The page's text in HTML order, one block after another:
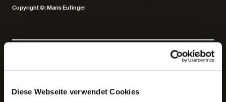
Diese Webseite verwendet Cookies
Copyright ©: Maris Eufinger
Jetzt ist die richtige Zeit für Literatur. Weil der Schrecken